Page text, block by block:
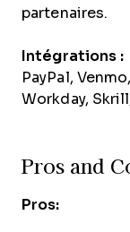
partenaires.
Intégrations :
PayPal,
Workday,
Pros and
Pros: